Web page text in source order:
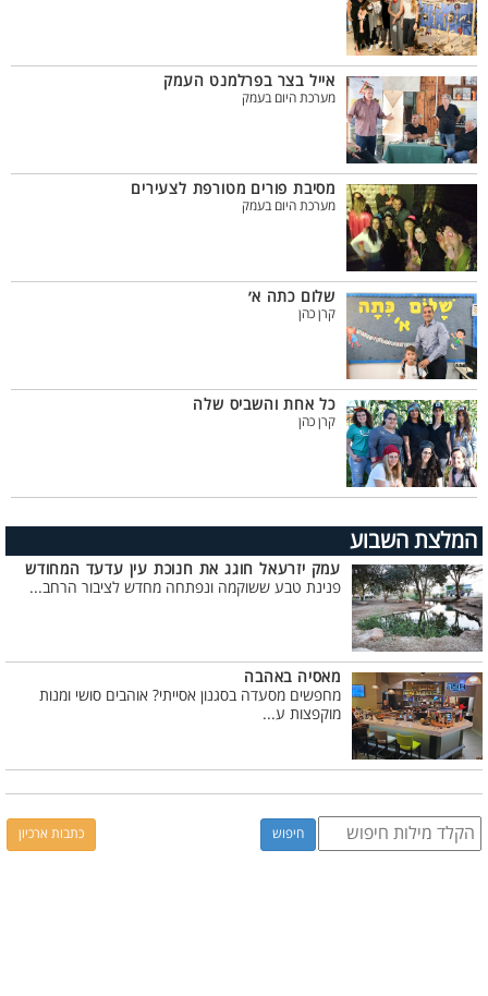
אייל בצר בפרלמנט העמק
מערכת היום בעמק
מסיבת פורים מטורפת לצעירים
מערכת היום בעמק
שלום כתה א׳
קרן כהן
כל אחת והשביס שלה
קרן כהן
המלצת השבוע
עמק יזרעאל חוגג את חנוכת עין עדעד המחודש
פנינת טבע ששוקמה ונפתחה מחדש לציבור הרחב...
מאסיה באהבה
מחפשים מסעדה בסגנון אסייתי? אוהבים סושי ומנות
מוקפצות ע...
כתבות ארכיון